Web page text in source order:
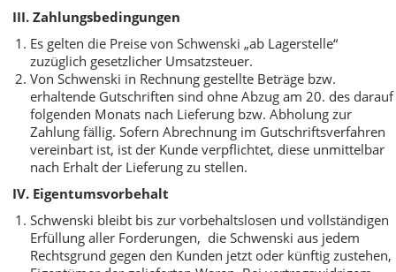
III. Zahlungsbedingungen
Es gelten die Preise von Schwenski „ab Lagerstelle“
zuzüglich gesetzlicher Umsatzsteuer.
Von Schwenski in Rechnung gestellte Beträge bzw.
erhaltende Gutschriften sind ohne Abzug am 20. des darauf
folgenden Monats nach Lieferung bzw. Abholung zur
Zahlung fällig. Sofern Abrechnung im Gutschriftsverfahren
vereinbart ist, ist der Kunde verpflichtet, diese unmittelbar
nach Erhalt der Lieferung zu stellen.
IV. Eigentumsvorbehalt
Schwenski bleibt bis zur vorbehaltslosen und vollständigen
Erfüllung aller Forderungen, die Schwenski aus jedem
Rechtsgrund gegen den Kunden jetzt oder künftig zustehen,